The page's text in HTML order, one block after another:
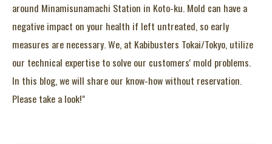
around Minamisunamachi Station in Koto-ku. Mold can have a
negative impact on your health if left untreated, so early
measures are necessary. We, at Kabibusters Tokai/Tokyo, utilize
our technical expertise to solve our customers' mold problems.
In this blog, we will share our know-how without reservation.
Please take a look!"